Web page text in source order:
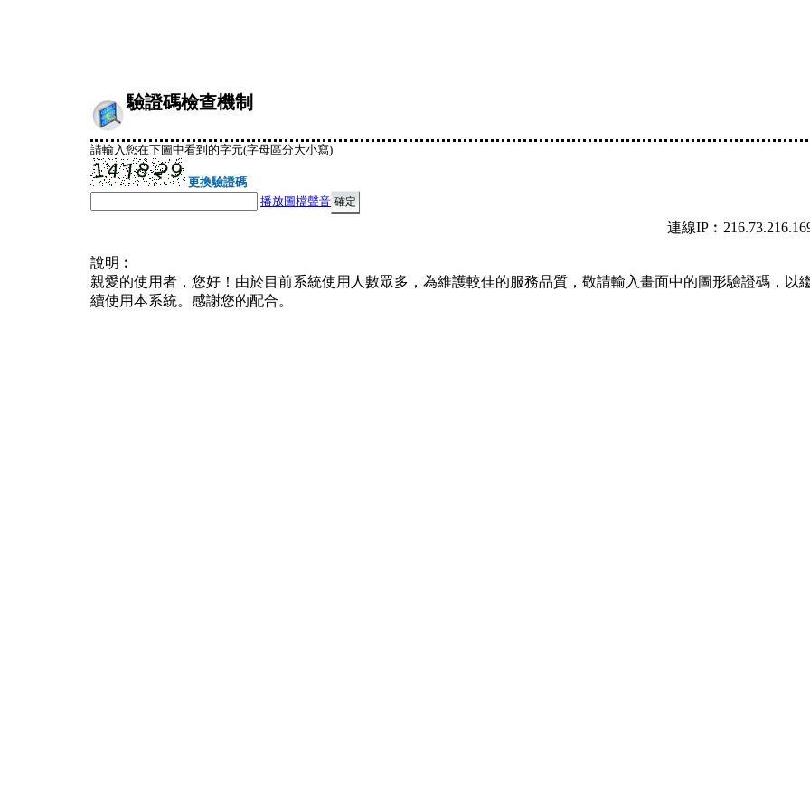
驗證碼檢查機制
請輸入您在下圖中看到的字元(字母區分大小寫)
更換驗證碼
播放圖檔聲音
連線
說明︰
親愛的使用者，您好！由於目前系統使用人數眾多，為維護較佳的服務品質，敬請輸入畫面中的圖形驗證碼，以
續使用本系統。感謝您的配合。